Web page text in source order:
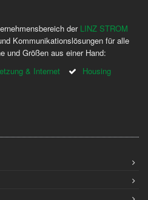
der LINZ STROM
Kommunikationslösungen für alle
und Größen aus einer Hand:
& Internet
Housing